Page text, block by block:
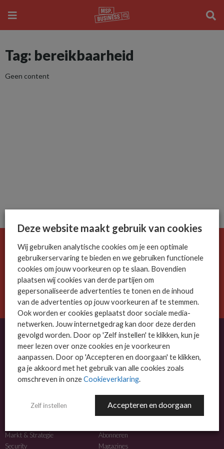
Tag: bereikbaarheid
Geen content
De ICT-wereld is snel. Mis niets.
Meld je nu aan voor de MSP Business nieuwsbrief.
AANMELDEN
OVER MSP BUSINESS
MSP Business is het kennisplatform voor IT-dienstverleners met MKB-focus.
NIEUWS
Markt & Strategie
Security
MEER INFO
Abonneren
Magazines
Deze website maakt gebruik van cookies
Wij gebruiken analytische cookies om je een optimale
gebruikerservaring te bieden en we gebruiken functionele
cookies om jouw voorkeuren op te slaan. Bovendien
plaatsen wij cookies van derde partijen om
gepersonaliseerde advertenties te tonen en de inhoud
van de advertenties op jouw voorkeuren af te stemmen.
Ook worden er cookies geplaatst door sociale media-
netwerken. Jouw internetgedrag kan door deze derden
gevolgd worden. Door op 'Zelf instellen' te klikken, kun je
meer lezen over onze cookies en je voorkeuren
aanpassen. Door op 'Accepteren en doorgaan' te klikken,
ga je akkoord met het gebruik van alle cookies zoals
omschreven in onzeCookieverklaring.
Zelf instellen Accepteren en doorgaan